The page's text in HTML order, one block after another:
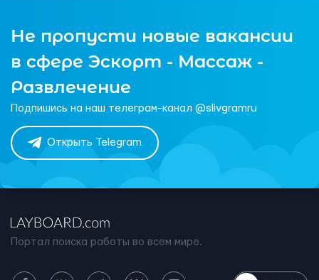
Не пропусти новые вакансии
в сфере Эскорт - Массаж -
Развлечение
Подпишись на наш телеграм-канал @slivgramru
Открыть Telegram
Портал поиска работы во всем мире.